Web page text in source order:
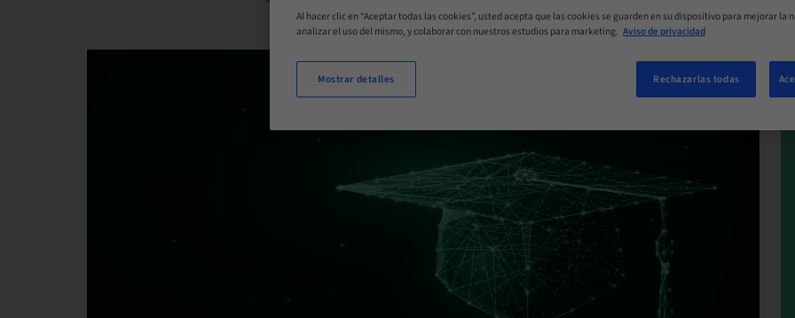
Al hacer clic en “Aceptar todas las cookies”, usted acepta que las cookies se guarden en su dispositivo para mejorar la
analizar el uso del mismo, y colaborar con nuestros estudios para marketing. Aviso de privacidad
Rechazarlas todas
Mostrar detalles